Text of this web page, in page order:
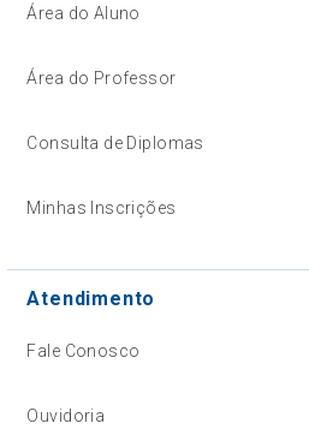
Área do Aluno
Área do Professor
Consulta de Diplomas
Minhas Inscrições
Atendimento
Fale Conosco
Ouvidoria